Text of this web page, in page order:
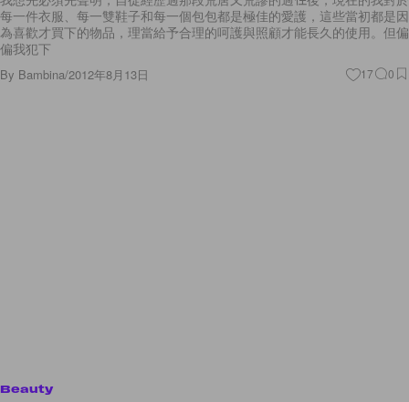
每一件衣服、每一雙鞋子和每一個包包都是極佳的愛護，這些當初都是因
為喜歡才買下的物品，理當給予合理的呵護與照顧才能長久的使用。但偏
偏我犯下
By Bambina/2012年8月13日 17 0
Beauty